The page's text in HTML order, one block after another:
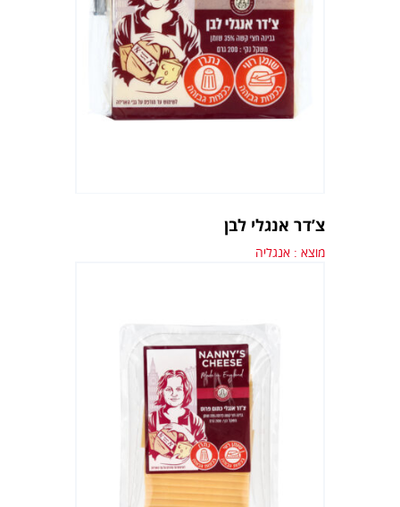
צ’דר אנגלי לבן
מוצא : אנגליה